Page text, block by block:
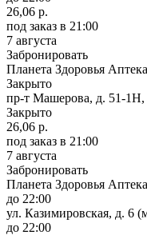
26,06 р.
под заказ в 21:00
7 августа
Забронировать
Планета Здоровья
Закрыто
пр-т Машерова, д. 51-
Закрыто
26,06 р.
под заказ в 21:00
7 августа
Забронировать
Планета Здоровья
до 22:00
ул. Казимировская, д. 6
до 22:00